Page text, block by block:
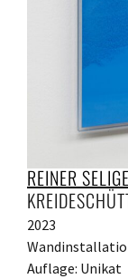
REINER
2023
Auflage: Unikat